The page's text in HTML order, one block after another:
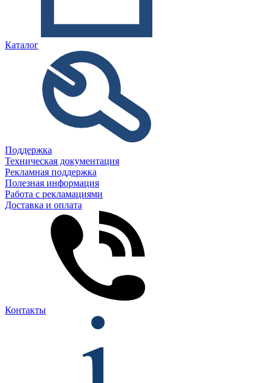
Каталог
Поддержка
Техническая документация
Рекламная поддержка
Полезная информация
Работа с рекламациями
Доставка и оплата
Контакты